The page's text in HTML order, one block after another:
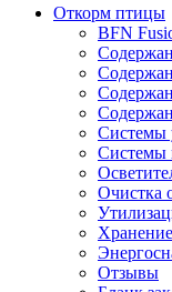
Откорм птицы
BFN
Системы
Системы
Очистка
Отзывы